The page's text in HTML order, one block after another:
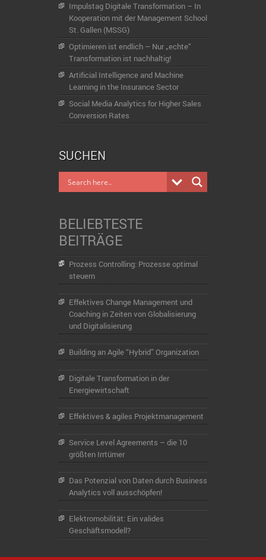
Impulstag Digitale Transformation – In
Kooperation mit der Management School
St. Gallen (MSSG)
Optimieren ist endlich – Nur „echte“
Transformation ist nachhaltig!
Artificial Intelligence and Machine
Learning in the Insurance Sector
Social Media Analytics for Higher Sales
Conversion Rates
SUCHEN
BELIEBTESTE
BEITRÄGE
Prozess Controlling: Prozesse optimal
steuern
Effektives Change Management und
Coaching in Zeiten von Globalisierung
und Digitalisierung
Building an Agile “Hybrid” Organization
Digitale Transformation in der
Energiewirtschaft
Effektives & agiles Projektmanagement
Service Level Agreements – die 10
größten Irrtümer
Das Potenzial von Daten durch Business
Analytics voll ausschöpfen!
Elektromobilität: Ein valides
Geschäftsmodell?